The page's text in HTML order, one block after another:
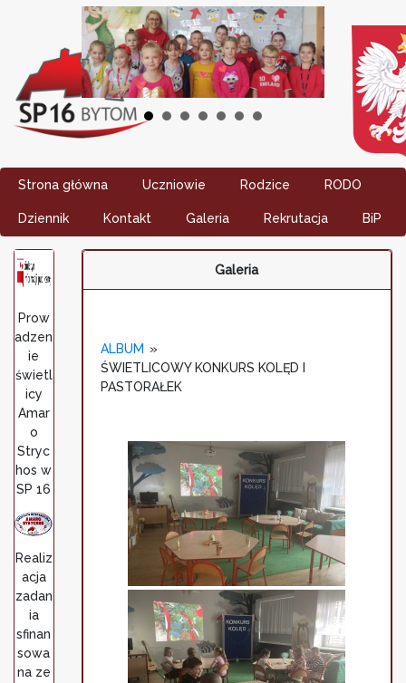
Strona główna Uczniowie Rodzice RODO
Dziennik Kontakt Galeria Rekrutacja BiP
Prow
adzen
ie
świetl
icy
Amar
o
Stryc
hos w
SP 16
Realiz
acja
zadan
ia
sfinan
sowa
na ze
Galeria
ALBUM »
ŚWIETLICOWY KONKURS KOLĘD I
PASTORAŁEK